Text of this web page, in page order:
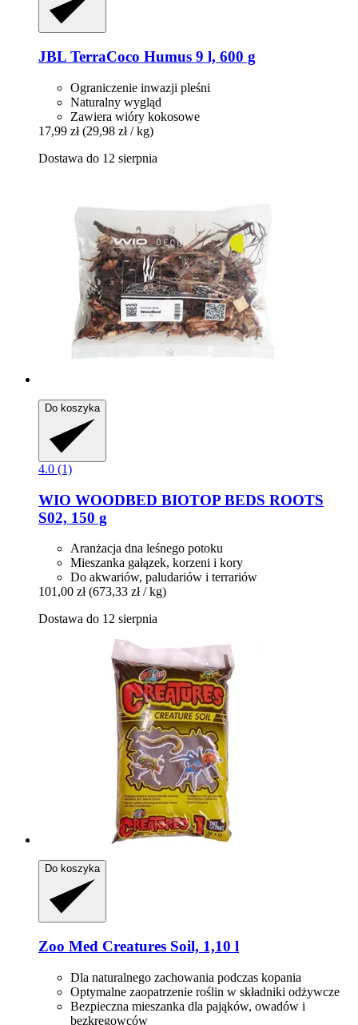
JBL TerraCoco Humus 9 l, 600 g
Ograniczenie inwazji pleśni
Naturalny wygląd
Zawiera wióry kokosowe
17,99 zł (29,98 zł / kg)
Dostawa do 12 sierpnia
Do koszyka
4.0 (1)
WIO WOODBED BIOTOP BEDS ROOTS
S02, 150 g
Aranżacja dna leśnego potoku
Mieszanka gałązek, korzeni i kory
Do akwariów, paludariów i terrariów
101,00 zł (673,33 zł / kg)
Dostawa do 12 sierpnia
Do koszyka
Zoo Med Creatures Soil, 1,10 l
Dla naturalnego zachowania podczas kopania
Optymalne zaopatrzenie roślin w składniki odżywcze
Bezpieczna mieszanka dla pająków, owadów i
bezkręgowców